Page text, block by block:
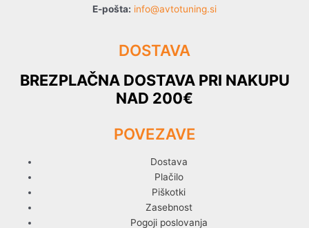
E-pošta: info@avtotuning.si
DOSTAVA
BREZPLAČNA DOSTAVA PRI NAKUPU
NAD 200€
POVEZAVE
Dostava
Plačilo
Piškotki
Zasebnost
Pogoji poslovanja